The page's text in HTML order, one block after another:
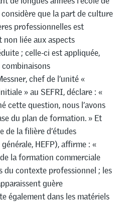
que la part de culture
professionnelles est
non liée aux aspects
; celle-ci est appliquée,
combinaisons
chef de l’unité «
» au SEFRI, déclare : «
cette question, nous l’avons
du plan de formation. » Et
de la filière d’études
HEFP), affirme : «
la formation commerciale
du contexte professionnel ; les
guère
également dans les matériels